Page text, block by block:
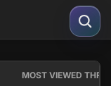
MOST VIEWED